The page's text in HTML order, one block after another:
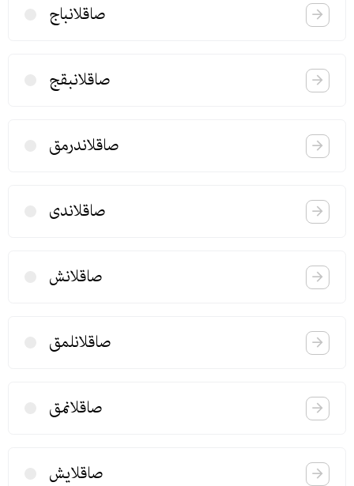
صاقلانباج
صاقلانبقج
صاقلاندرمق
صاقلاندی
صاقلانش
صاقلانلمق
صاقلانمق
صاقلایش